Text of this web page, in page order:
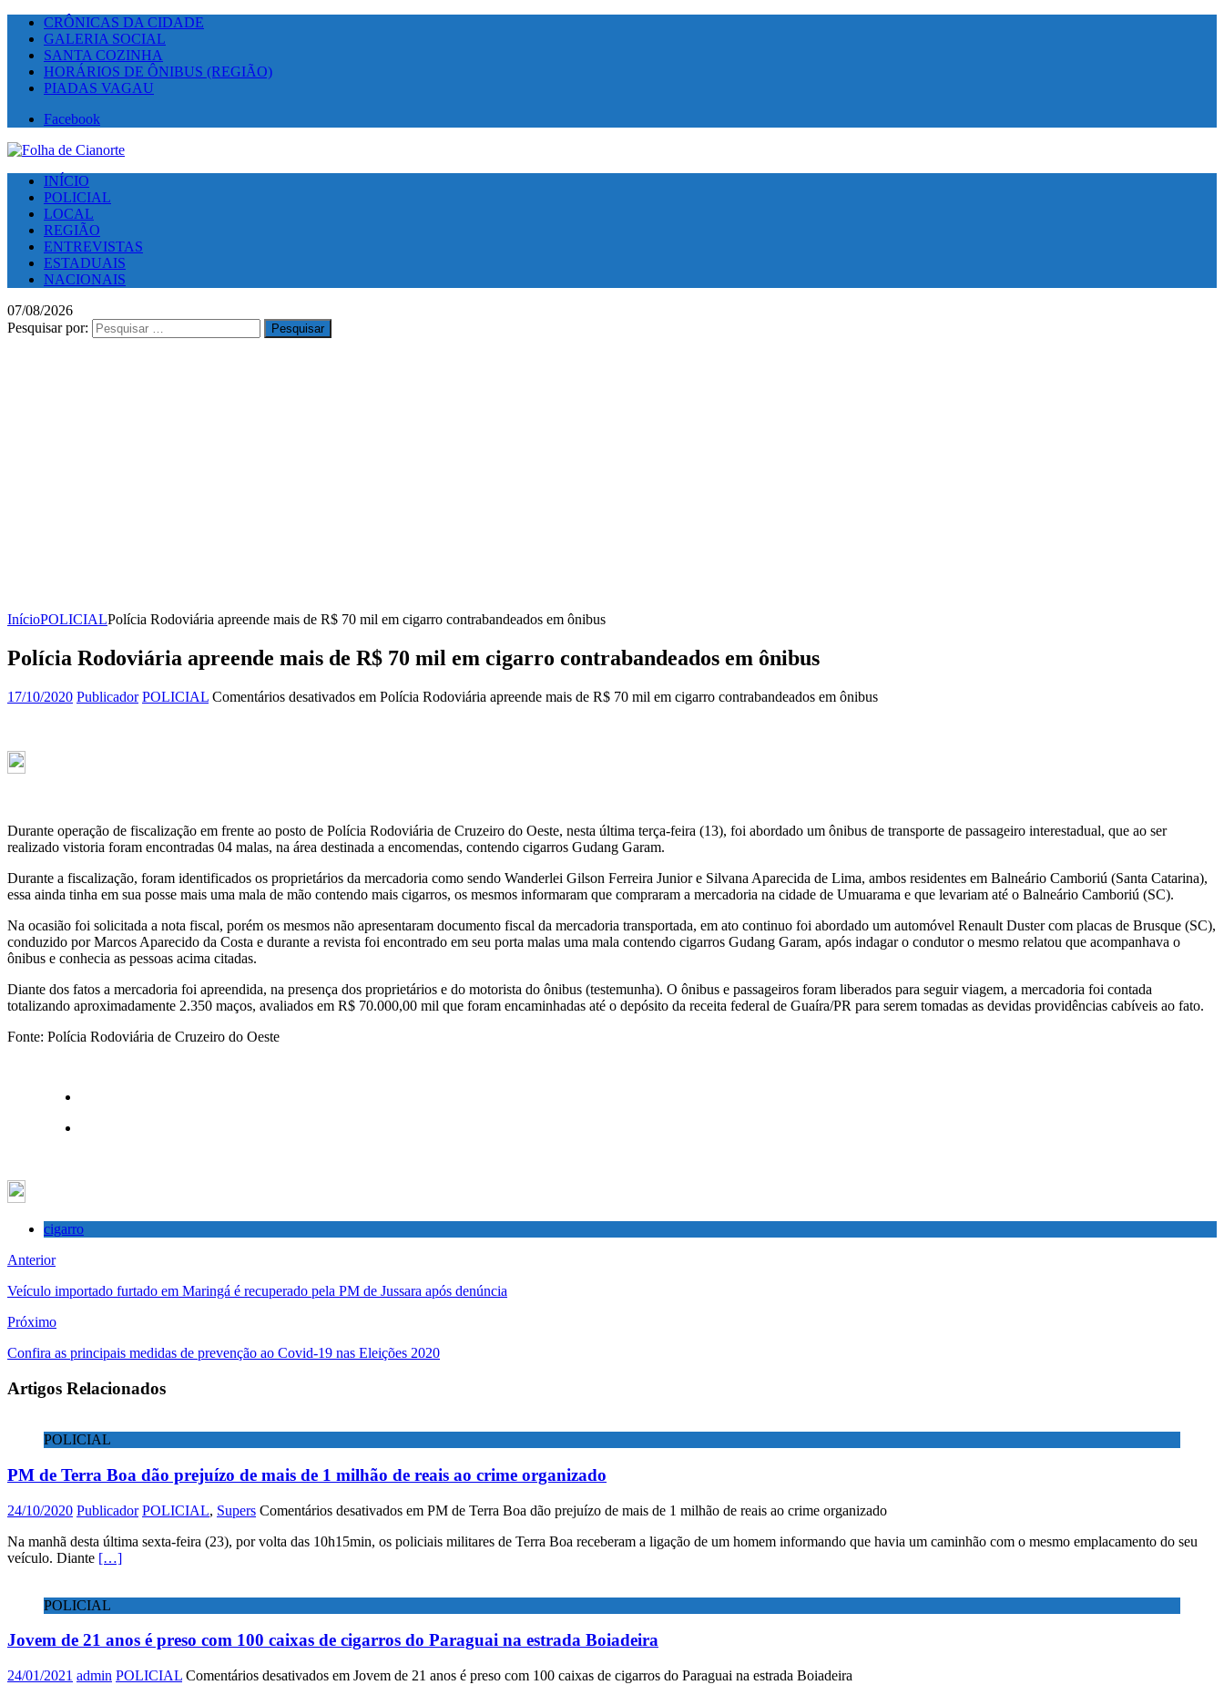
CRÔNICAS DA CIDADE
GALERIA SOCIAL
SANTA COZINHA
HORÁRIOS DE ÔNIBUS (REGIÃO)
PIADAS VAGAU
Facebook
INÍCIO
POLICIAL
LOCAL
REGIÃO
ENTREVISTAS
ESTADUAIS
NACIONAIS
07/08/2026
Pesquisar por:
InícioPOLICIALPolícia Rodoviária apreende mais de R$ 70 mil em cigarro contrabandeados em ônibus
Polícia Rodoviária apreende mais de R$ 70 mil em cigarro contrabandeados em ônibus
17/10/2020 Publicador POLICIAL Comentários desativados em Polícia Rodoviária apreende mais de R$ 70 mil em cigarro contrabandeados em ônibus
Durante operação de fiscalização em frente ao posto de Polícia Rodoviária de Cruzeiro do Oeste, nesta última terça-feira (13), foi abordado um ônibus de transporte de passageiro interestadual, que ao ser
realizado vistoria foram encontradas 04 malas, na área destinada a encomendas, contendo cigarros Gudang Garam.
Durante a fiscalização, foram identificados os proprietários da mercadoria como sendo Wanderlei Gilson Ferreira Junior e Silvana Aparecida de Lima, ambos residentes em Balneário Camboriú (Santa Catarina),
essa ainda tinha em sua posse mais uma mala de mão contendo mais cigarros, os mesmos informaram que compraram a mercadoria na cidade de Umuarama e que levariam até o Balneário Camboriú (SC).
Na ocasião foi solicitada a nota fiscal, porém os mesmos não apresentaram documento fiscal da mercadoria transportada, em ato continuo foi abordado um automóvel Renault Duster com placas de Brusque (SC),
conduzido por Marcos Aparecido da Costa e durante a revista foi encontrado em seu porta malas uma mala contendo cigarros Gudang Garam, após indagar o condutor o mesmo relatou que acompanhava o
ônibus e conhecia as pessoas acima citadas.
Diante dos fatos a mercadoria foi apreendida, na presença dos proprietários e do motorista do ônibus (testemunha). O ônibus e passageiros foram liberados para seguir viagem, a mercadoria foi contada
totalizando aproximadamente 2.350 maços, avaliados em R$ 70.000,00 mil que foram encaminhadas até o depósito da receita federal de Guaíra/PR para serem tomadas as devidas providências cabíveis ao fato.
Fonte: Polícia Rodoviária de Cruzeiro do Oeste
cigarro
Anterior
Veículo importado furtado em Maringá é recuperado pela PM de Jussara após denúncia
Próximo
Confira as principais medidas de prevenção ao Covid-19 nas Eleições 2020
Artigos Relacionados
POLICIAL
PM de Terra Boa dão prejuízo de mais de 1 milhão de reais ao crime organizado
24/10/2020 Publicador POLICIAL, Supers Comentários desativados em PM de Terra Boa dão prejuízo de mais de 1 milhão de reais ao crime organizado
Na manhã desta última sexta-feira (23), por volta das 10h15min, os policiais militares de Terra Boa receberam a ligação de um homem informando que havia um caminhão com o mesmo emplacamento do seu
veículo. Diante […]
POLICIAL
Jovem de 21 anos é preso com 100 caixas de cigarros do Paraguai na estrada Boiadeira
24/01/2021 admin POLICIAL Comentários desativados em Jovem de 21 anos é preso com 100 caixas de cigarros do Paraguai na estrada Boiadeira